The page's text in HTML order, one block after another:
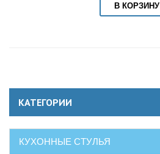
В КОРЗИНУ
КАТЕГОРИИ
КУХОННЫЕ СТУЛЬЯ